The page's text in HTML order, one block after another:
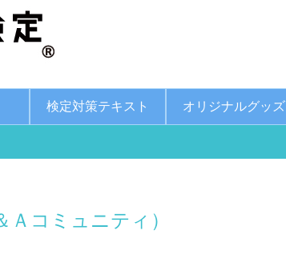
検定対策テキスト オリジナルグッズ
Ａコミュニティ）